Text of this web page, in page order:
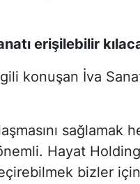
erişilebilir
konuşan İva
sağlamak
Hayat Holding
bizler